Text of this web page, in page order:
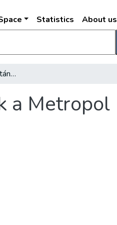
Statistics About us
Tizenhárom évi szünet után ismét megnyílik a Metropol Szálló
a Metropol